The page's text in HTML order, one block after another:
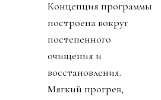
Концепция программы
построена вокруг
постепенного
очищения и
восстановления.
Мягкий прогрев,